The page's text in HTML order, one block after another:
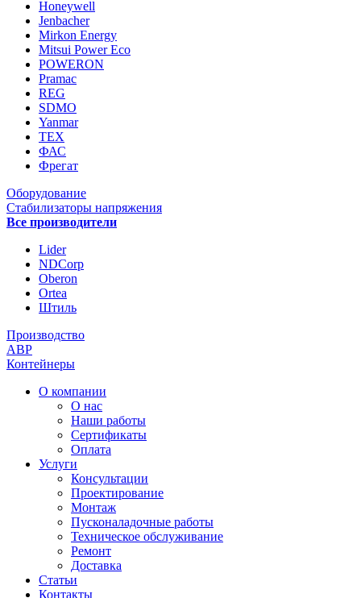
Honeywell
Jenbacher
Mirkon Energy
Mitsui Power Eco
POWERON
Pramac
REG
SDMO
Yanmar
ТЕХ
ФАС
Фрегат
Оборудование
Стабилизаторы напряжения
Все производители
Lider
NDCorp
Oberon
Ortea
Штиль
Производство
АВР
Контейнеры
О компании
О нас
Наши работы
Сертификаты
Оплата
Услуги
Консультации
Проектирование
Монтаж
Пусконаладочные работы
Техническое обслуживание
Ремонт
Доставка
Статьи
Контакты